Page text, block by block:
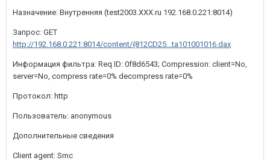
Назначение: Внутренняя (test2003.XXX.ru 192.168.0.221:8014)
Запрос: GET
http://192.168.0.221:8014/content/{812CD25...ta101001016.dax
Информация фильтра: Req ID: 0f8d6543; Compression: client=No,
server=No, compress rate=0% decompress rate=0%
Протокол: http
Пользователь: anonymous
Дополнительные сведения
Client agent: Smc